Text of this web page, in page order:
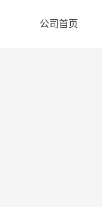
公司首页